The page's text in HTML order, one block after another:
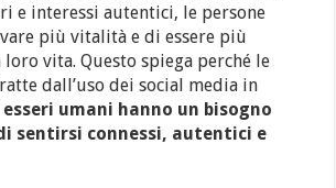
e interessi autentici, le persone
più vitalità e di essere più
vita. Questo spiega perché le
dall’uso dei social media in
esseri umani hanno un bisogno
sentirsi connessi, autentici e